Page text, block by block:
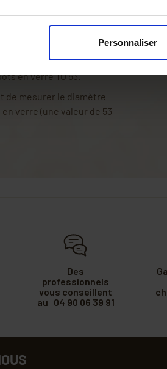
Personnaliser
température.
?
et les pots en verre.
en verre TO 53.
de mesurer le diamètre
verre (une valeur de 53
Des
professionnels
vous conseillent
au 04 90 06 39 91